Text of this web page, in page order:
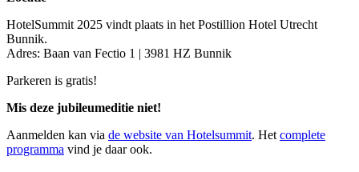
HotelSummit 2025 vindt plaats in het Postillion Hotel Utrecht
Bunnik.
Adres: Baan van Fectio 1 | 3981 HZ Bunnik
Parkeren is gratis!
Mis deze jubileumeditie niet!
Aanmelden kan via de website van Hotelsummit. Het complete
programma vind je daar ook.